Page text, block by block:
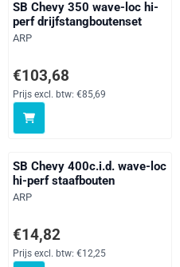
SB Chevy 350 wave-loc hi-
perf drijfstangboutenset
Merk:
ARP
Prijs: 103,68, exclusief btw: 85,69
€103,68
Prijs excl. btw: €85,69
SB Chevy 400c.i.d. wave-loc
hi-perf staafbouten
Merk:
ARP
Prijs: 14,82, exclusief btw: 12,25
€14,82
Prijs excl. btw: €12,25